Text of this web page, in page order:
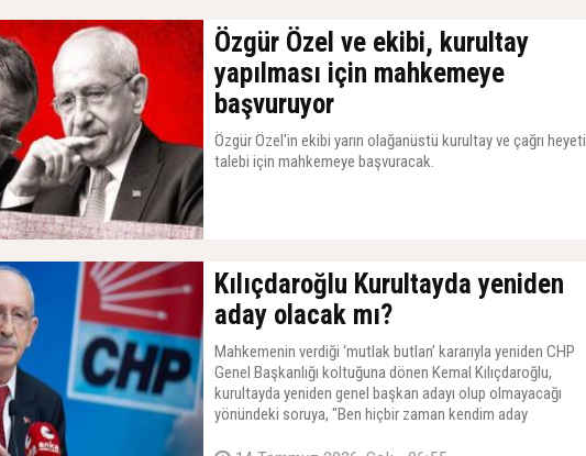
Özgür Özel ve ekibi, kurultay
yapılması için mahkemeye
başvuruyor
Özgür Özel'in ekibi yarın olağanüstü kurultay ve çağrı heyeti
talebi için mahkemeye başvuracak.
Kılıçdaroğlu Kurultayda yeniden
aday olacak mı?
Mahkemenin verdiği ‘mutlak butlan’ kararıyla yeniden CHP
Genel Başkanlığı koltuğuna dönen Kemal Kılıçdaroğlu,
kurultayda yeniden genel başkan adayı olup olmayacağı
yönündeki soruya, "Ben hiçbir zaman kendim aday